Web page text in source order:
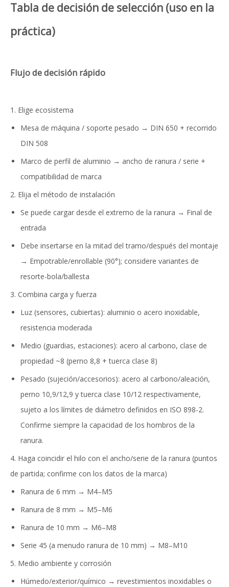
Tabla de decisión de selección (uso en la
práctica)
Flujo de decisión rápido
1. Elige ecosistema
Mesa de máquina / soporte pesado → DIN 650 + recorrido
DIN 508
Marco de perfil de aluminio → ancho de ranura / serie +
compatibilidad de marca
2. Elija el método de instalación
Se puede cargar desde el extremo de la ranura → Final de
entrada
Debe insertarse en la mitad del tramo/después del montaje
→ Empotrable/enrollable (90°); considere variantes de
resorte-bola/ballesta
3. Combina carga y fuerza
Luz (sensores, cubiertas): aluminio o acero inoxidable,
resistencia moderada
Medio (guardias, estaciones): acero al carbono, clase de
propiedad ~8 (perno 8,8 + tuerca clase 8)
Pesado (sujeción/accesorios): acero al carbono/aleación,
perno 10,9/12,9 y tuerca clase 10/12 respectivamente,
sujeto a los límites de diámetro definidos en ISO 898-2.
Confirme siempre la capacidad de los hombros de la
ranura.
4. Haga coincidir el hilo con el ancho/serie de la ranura (puntos
de partida; confirme con los datos de la marca)
Ranura de 6 mm → M4–M5
Ranura de 8 mm → M5–M6
Ranura de 10 mm → M6–M8
Serie 45 (a menudo ranura de 10 mm) → M8–M10
5. Medio ambiente y corrosión
Húmedo/exterior/químico → revestimientos inoxidables o